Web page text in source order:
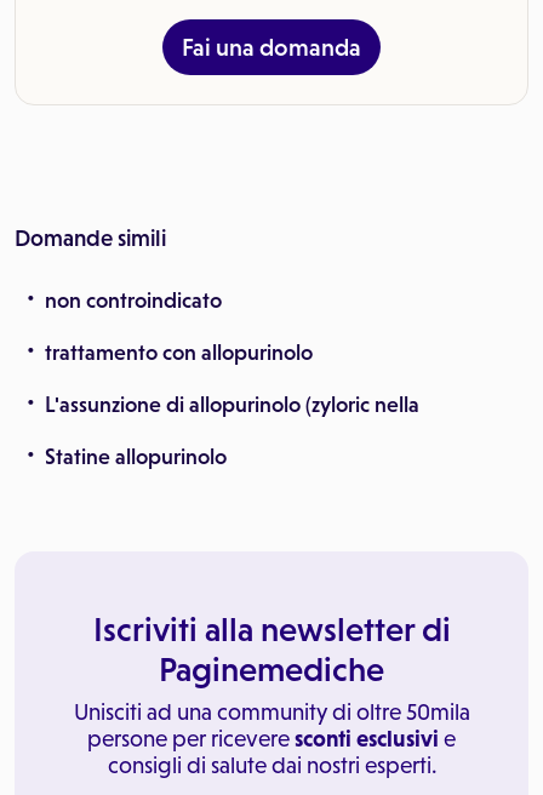
Fai una domanda
Domande simili
non controindicato
trattamento con allopurinolo
L'assunzione di allopurinolo (zyloric nella
Statine allopurinolo
Iscriviti alla newsletter di
Paginemediche
Unisciti ad una community di oltre 50mila
persone per riceveresconti esclusivi e
consigli di salute dai nostri esperti.